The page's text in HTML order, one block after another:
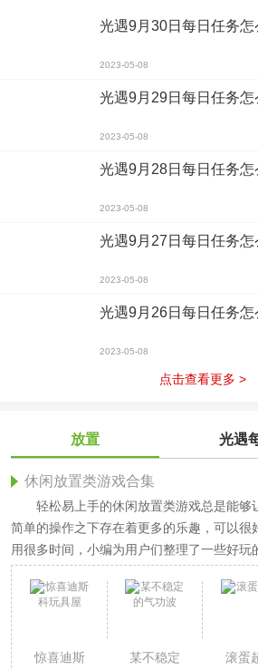
光遇9月30日每日任务怎
2023-05-08
光遇9月29日每日任务怎
2023-05-08
光遇9月28日每日任务怎
2023-05-08
光遇9月27日每日任务怎
2023-05-08
光遇9月26日每日任务怎
2023-05-08
点击查看更多 >
放置 光遇
休闲放置类游戏合集
轻松易上手的休闲放置类游戏总是能够
简单的操作之下存在着更多的乐趣，可以很
用很多时间，小编为用户们整理了一些好玩
欢的可以下载体验。
惊喜迪斯
某不稳定
滚蛋